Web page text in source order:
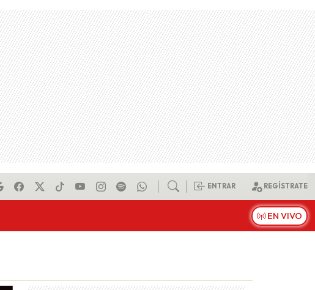
ENTRAR REGÍSTRATE
EN VIVO